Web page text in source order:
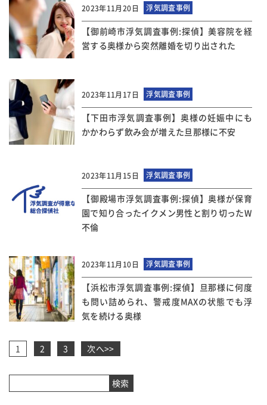
2023年11月20日 浮気調査事例
【御前崎市浮気調査事例:探偵】美容院を経
営する奥様から突然離婚を切り出された
2023年11月17日 浮気調査事例
【下田市浮気調査事例】奥様の妊娠中にも
かかわらず飲み会が増えた旦那様に不安
2023年11月15日 浮気調査事例
【御殿場市浮気調査事例:探偵】奥様が保育
園で知り合ったイクメン男性と割り切ったW
不倫
2023年11月10日 浮気調査事例
【浜松市浮気調査事例:探偵】旦那様に何度
も問い詰められ、警戒度MAXの状態でも浮
気を続ける奥様
ペ
ー1 2 3 次へ>>
検索